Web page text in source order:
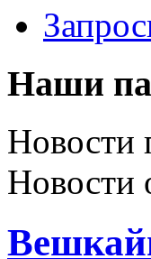
Наши
Новости
Новости